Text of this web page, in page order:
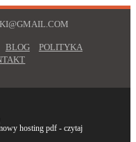
BLOG
POLITYKA
hosting pdf - czytaj